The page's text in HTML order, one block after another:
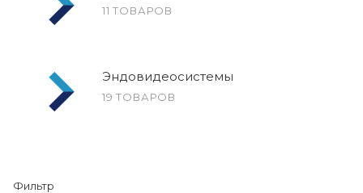
11 ТОВАРОВ
Эндовидеосистемы
19 ТОВАРОВ
Фильтр